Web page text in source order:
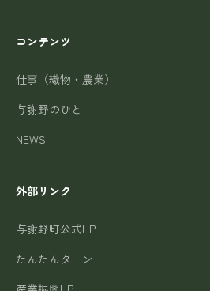
コンテンツ
仕事（織物・農業）
与謝野のひと
NEWS
外部リンク
与謝野町公式HP
たんたんターン